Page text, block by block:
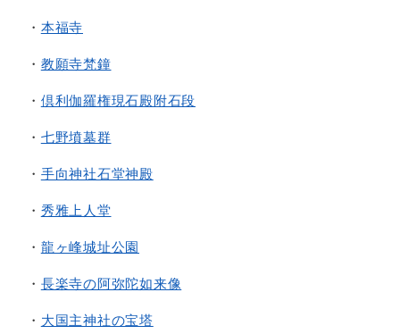
・ 本福寺
・ 教願寺梵鐘
・ 倶利伽羅権現石殿附石段
・ 七野墳墓群
・ 手向神社石堂神殿
・ 秀雅上人堂
・ 龍ヶ峰城址公園
・ 長楽寺の阿弥陀如来像
・ 大国主神社の宝塔